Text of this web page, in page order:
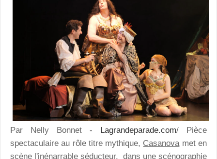
Par Nelly Bonnet - Lagrandeparade.com/ Pièce
spectaculaire au rôle titre mythique, Casanovamet en
scène l'inénarrable séducteur, dans une scénographie